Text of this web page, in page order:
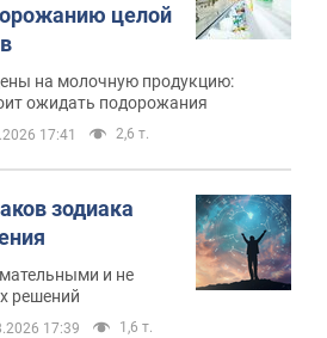
целой
на молочную продукцию:
ожидать подорожания
17:41 2,6 т.
зодиака
и не
решений
17:39 1,6 т.